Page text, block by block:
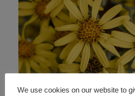
STEHT
FEST!
We use cookies on our website to